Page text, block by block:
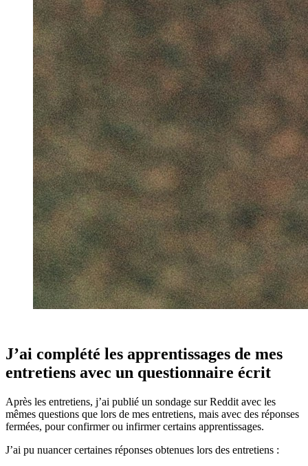
J’ai complété les apprentissages de mes
entretiens avec un questionnaire écrit
Après les entretiens, j’ai publié un sondage sur Reddit avec les
mêmes questions que lors de mes entretiens, mais avec des réponses
fermées, pour confirmer ou infirmer certains apprentissages.
J’ai pu nuancer certaines réponses obtenues lors des entretiens :